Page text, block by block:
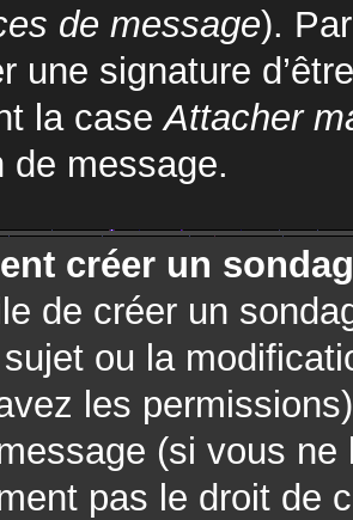
de message).
une signature
la caseAttacher
de message.
créer un
de créer un
ou la
les
(si vous
pas le droit de